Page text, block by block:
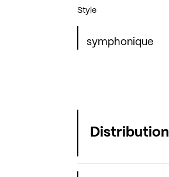
Style
symphonique
Distribution